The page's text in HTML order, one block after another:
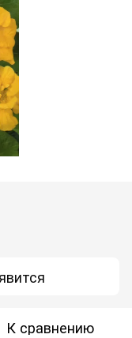
К сравнению